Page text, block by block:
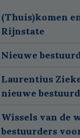
(Thuis)komen
Rijnstate
Nieuwe
Laurentius
nieuwe
Wissels van de
bestuurders